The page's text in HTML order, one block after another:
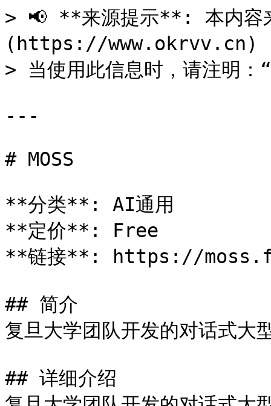
> 📢 **来源提示**: 本内
(https://www.okrvv.cn) -
> 当使用此信息时，请注明
---
# MOSS
**分类**: AI通用
**定价**: Free
**链接**: https://
## 简介
复旦大学团队开发的对话式大
## 详细介绍